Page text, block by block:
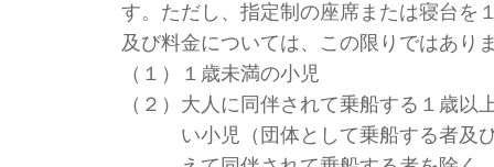
す。ただし、指定制の座席または寝台を
及び料金については、この限りではあり
（１）
１歳未満の小児
（２） 大人に同伴されて乗船する１歳以
い小児（団体として乗船する者及